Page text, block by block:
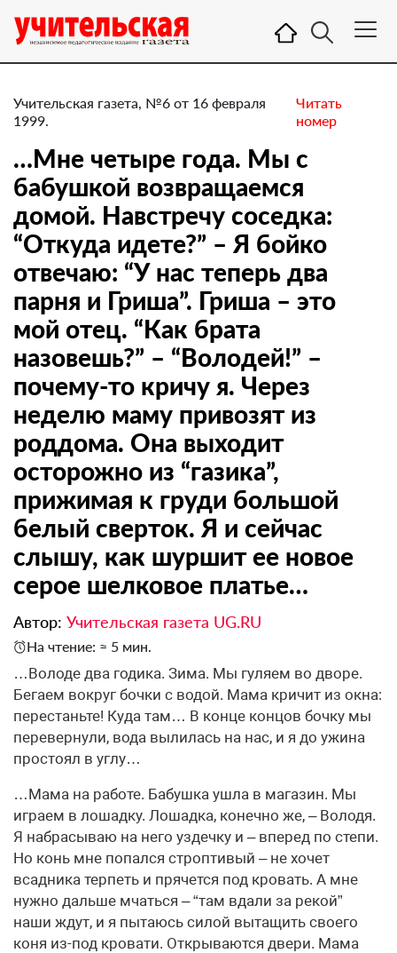
Учительская газета, №6 от 16 февраля
1999.
Читать
номер
…Мне четыре года. Мы с
бабушкой возвращаемся
домой. Навстречу соседка:
“Откуда идете?” – Я бойко
отвечаю: “У нас теперь два
парня и Гриша”. Гриша – это
мой отец. “Как брата
назовешь?” – “Володей!” –
почему-то кричу я. Через
неделю маму привозят из
роддома. Она выходит
осторожно из “газика”,
прижимая к груди большой
белый сверток. Я и сейчас
слышу, как шуршит ее новое
серое шелковое платье…
Автор: Учительская газета UG.RU
На чтение: ≈ 5 мин.
…Володе два годика. Зима. Мы гуляем во дворе.
Бегаем вокруг бочки с водой. Мама кричит из окна:
перестаньте! Куда там… В конце концов бочку мы
перевернули, вода вылилась на нас, и я до ужина
простоял в углу…
…Мама на работе. Бабушка ушла в магазин. Мы
играем в лошадку. Лошадка, конечно же, – Володя.
Я набрасываю на него уздечку и – вперед по степи.
Но конь мне попался строптивый – не хочет
всадника терпеть и прячется под кровать. А мне
нужно дальше мчаться – “там вдали за рекой”
наши ждут, и я пытаюсь силой вытащить своего
коня из-под кровати. Открываются двери. Мама